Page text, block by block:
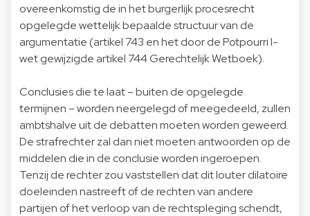
overeenkomstig de in het burgerlijk procesrecht
opgelegde wettelijk bepaalde structuur van de
argumentatie (artikel 743 en het door de Potpourri I-
wet gewijzigde artikel 744 Gerechtelijk Wetboek).
Conclusies die te laat – buiten de opgelegde
termijnen – worden neergelegd of meegedeeld, zullen
ambtshalve uit de debatten moeten worden geweerd.
De strafrechter zal dan niet moeten antwoorden op de
middelen die in de conclusie worden ingeroepen.
Tenzij de rechter zou vaststellen dat dit louter dilatoire
doeleinden nastreeft of de rechten van andere
partijen of het verloop van de rechtspleging schendt,